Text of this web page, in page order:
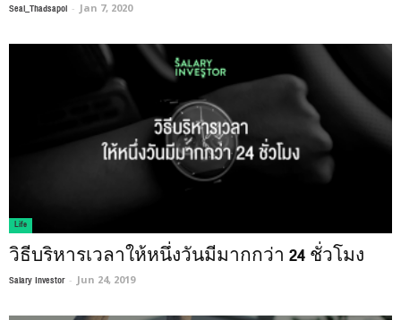
Seal_Thadsapol - Jan 7, 2020
Life
วิธีบริหารเวลาให้หนึ่งวันมีมากกว่า 24 ชั่วโมง
Salary Investor - Jun 24, 2019